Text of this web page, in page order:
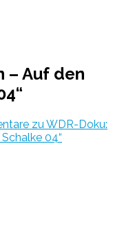
– Auf den
zu WDR-Doku:
04“